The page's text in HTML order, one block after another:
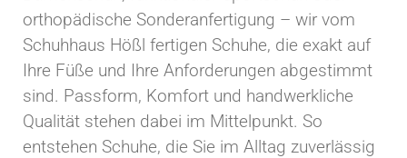
orthopädische Sonderanfertigung – wir vom
Schuhhaus Hößl fertigen Schuhe, die exakt auf
Ihre Füße und Ihre Anforderungen abgestimmt
sind. Passform, Komfort und handwerkliche
Qualität stehen dabei im Mittelpunkt. So
entstehen Schuhe, die Sie im Alltag zuverlässig